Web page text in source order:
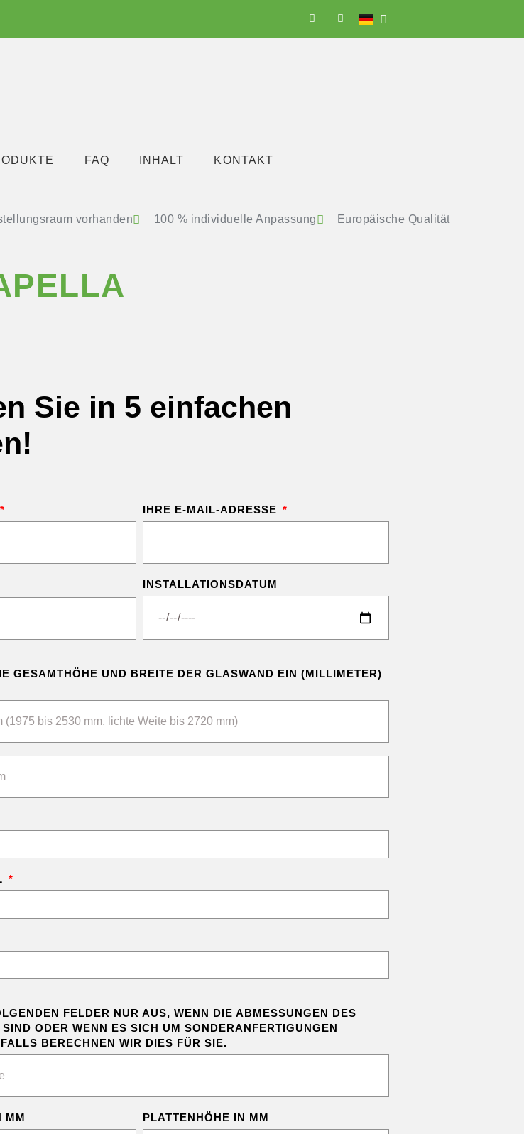
FAQ INHALT KONTAKT
vorhanden 100 % individuelle Anpassung Europäische Qualität
Sie in 5 einfachen
IHRE E-MAIL-ADRESSE
INSTALLATIONSDATUM
GESAMTHÖHE UND BREITE DER GLASWAND EIN (MILLIMETER)
FELDER NUR AUS, WENN DIE ABMESSUNGEN DES
ODER WENN ES SICH UM SONDERANFERTIGUNGEN
BERECHNEN WIR DIES FÜR SIE.
MM PLATTENHÖHE IN MM